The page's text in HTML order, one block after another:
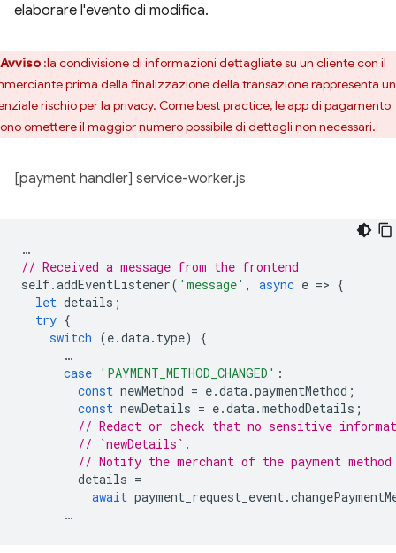
elaborare l'evento di modifica.
Avviso :la condivisione di informazioni dettagliate su un cliente con il
prima della finalizzazione della transazione rappresenta un
rischio per la privacy. Come best practice, le app di pagamento
omettere il maggior numero possibile di dettagli non necessari.
[payment handler] service-worker.js
…
// Received a message from the frontend
self.addEventListener( 'message' , async e => {
let details ;
try {
switch (e.data. type)
{
…
case 'PAYMENT_METHOD_CHANGED' :
const newMethod = e.data.paymentMethod ;
const newDetails = e.data.methodDetails ;
// Redact or check that no sensitive
// `newDetails`.
// Notify the merchant of the payment method
details =
await payment_request_event.
…